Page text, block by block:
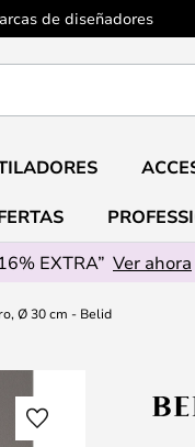
de diseñadores
EXTRA” Ver ahora
Ø 30 cm - Belid